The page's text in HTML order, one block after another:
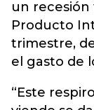
un recesión
Producto
trimestre,
el gasto de
“Este